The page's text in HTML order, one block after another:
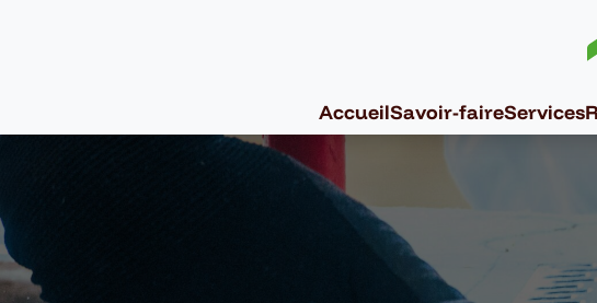
AccueilSavoir-faireServices